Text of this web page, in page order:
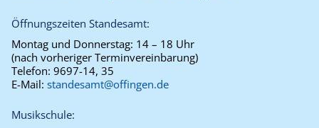
Öffnungszeiten Standesamt:
Montag und Donnerstag: 14 – 18 Uhr
(nach vorheriger Terminvereinbarung)
Telefon: 9697-14, 35
E-Mail: standesamt@offingen.de
Musikschule: